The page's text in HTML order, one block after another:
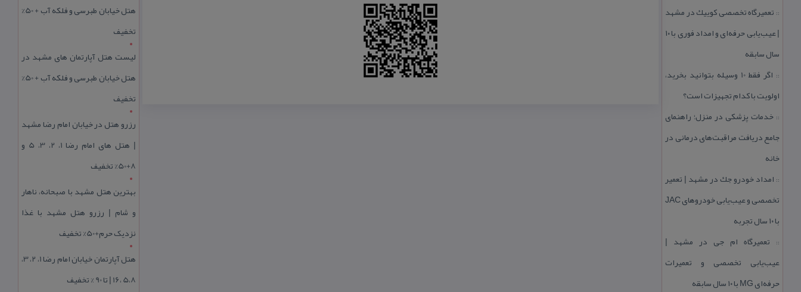
:: تعمیرگاه تخصصی كوییك در مشهد
| عیب‌یابی حرفه‌ای و امداد فوری با ۱۰
سال سابقه
::
اگر فقط 10 وسیله بتوانید بخرید،
اولویت با كدام تجهیزات است؟
:: خدمات پزشكی در منزل؛ راهنمای
جامع دریافت مراقبت‌های درمانی در
خانه
:: امداد خودرو جك در مشهد | تعمیر
تخصصی و عیب‌یابی خودروهای JAC
با ۱۰ سال تجربه
:: تعمیرگاه ام جی در مشهد |
عیب‌یابی تخصصی و تعمیرات
حرفه‌ای MG با ۱۰ سال سابقه
هتل خیابان طبرسی و فلکه آب + 50%
تخفیف
لیست هتل آپارتمان های مشهد در
هتل خیابان طبرسی و فلکه آب + 50%
تخفیف
رزرو هتل در خیابان امام رضا مشهد
| هتل‌ های امام رضا 1، 2، 3، 5 و
8+50% تخفیف
بهترین هتل مشهد با صبحانه، ناهار
و شام | رزرو هتل مشهد با غذا
نزدیک حرم+50% تخفیف
هتل آپارتمان خیابان امام رضا 1، 2، 3،
5،8 ،16 | تا 90 % تخفیف